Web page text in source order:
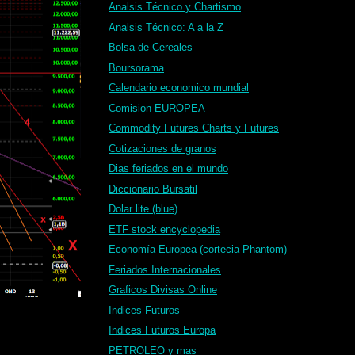
Analsis Técnico y Chartismo
Analsis Técnico: A a la Z
Bolsa de Cereales
Boursorama
Calendario economico mundial
Comision EUROPEA
Commodity Futures Charts y Futures
Cotizaciones de granos
Dias feriados en el mundo
Diccionario Bursatil
Dolar lite (blue)
ETF stock encyclopedia
Economía Europea (cortecia Phantom)
Feriados Internacionales
Graficos Divisas Online
Indices Futuros
Indices Futuros Europa
PETROLEO y mas